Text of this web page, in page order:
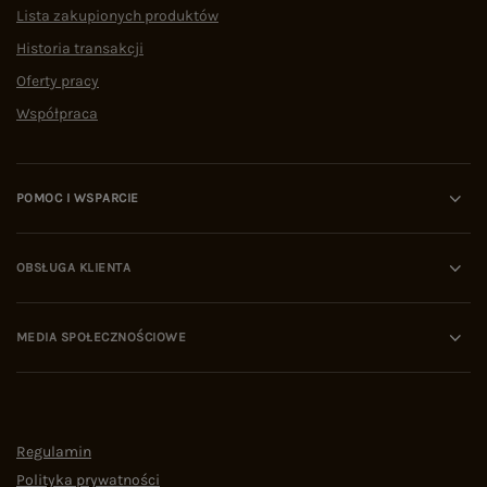
Lista zakupionych produktów
Historia transakcji
Oferty pracy
Współpraca
POMOC I WSPARCIE
OBSŁUGA KLIENTA
MEDIA SPOŁECZNOŚCIOWE
Regulamin
Polityka prywatności